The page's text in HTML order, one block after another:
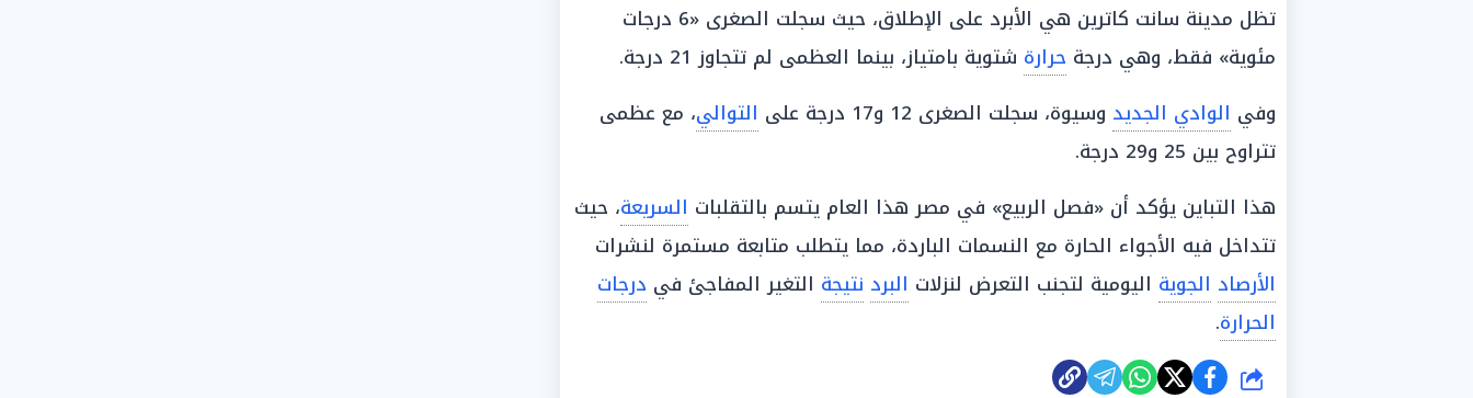
تظل مدينة سانت كاترين هي الأبرد على الإطلاق، حيث سجلت الصغرى «6 درجات
مئوية» فقط، وهي درجة حرارة شتوية بامتياز، بينما العظمى لم تتجاوز 21 درجة.
وفي الوادي الجديد وسيوة، سجلت الصغرى 12 و17 درجة على التوالي، مع عظمى
تتراوح بين 25 و29 درجة.
هذا التباين يؤكد أن «فصل الربيع» في مصر هذا العام يتسم بالتقلبات السريعة، حيث
تتداخل فيه الأجواء الحارة مع النسمات الباردة، مما يتطلب متابعة مستمرة لنشرات
الأرصاد الجوية اليومية لتجنب التعرض لنزلات البرد نتيجة التغير المفاجئ في درجات
الحرارة.
شارك